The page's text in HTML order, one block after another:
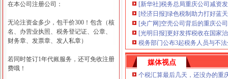
在本公司注册公司：
无论注资金多少，包干价300！包含（核
名、办营业执照、税务登记证、公章、
财务章、发票章、发人私章）
若同时签订1年代账服务，还可免收注册
费哦！
[新华社]税务总局重庆公司减资
[经济日报]绿色税制助力打好蓝
[央广网]空壳公司背后的重庆公
[光明日报]更好发挥税收在国家
税务部门公布3起税务人员与不
媒体视点
个税汇算最后几天，还没办的重